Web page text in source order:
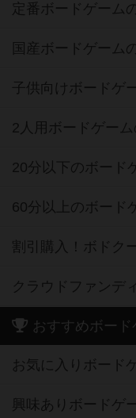
定番ボードゲーム
国産ボードゲーム
子供向けボードゲ
2人用ボードゲー
20分以下のボード
60分以上のボード
割引購入！ボドク
クラウドファンデ
おすすめボード
お気に入りボード
興味ありボードゲ